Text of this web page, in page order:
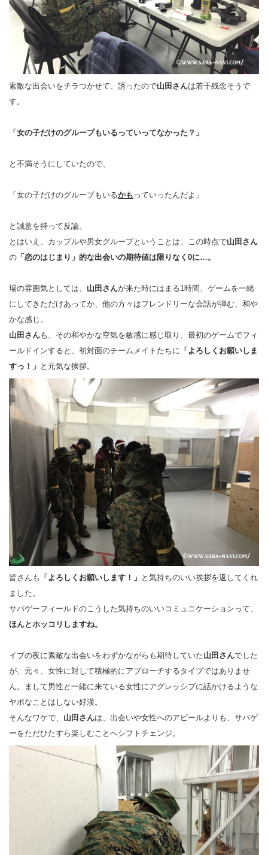
素敵な出会いをチラつかせて、誘ったので山田さんは若干残念そうで
す。
「女の子だけのグループもいるっていってなかった？」
と不満そうにしていたので、
「女の子だけのグループもいるかも っていったんだよ」
と誠意を持って反論。
とはいえ、カップルや男女グループということは、この時点で山田さん
の 「恋のはじまり」的な出会いの期待値は限りなく0に…。
場の雰囲気としては、 山田さんが来た時にはまる1時間、ゲームを一緒
にしてきただけあってか、他の方々はフレンドリーな会話が弾む、和や
かな感じ。
山田さんも、その和やかな空気を敏感に感じ取り、最初のゲームでフィ
ールドインすると、初対面のチームメイトたちに 「よろしくお願いしま
すっ！」 と元気な挨拶。
皆さんも 「よろしくお願いします！」 と気持ちのいい挨拶を返してくれ
ました。
サバゲーフィールドのこうした気持ちのいいコミュニケーションって、
ほんとホッコリしますね。
イブの夜に素敵な出会いをわずかながらも期待していた山田さんでした
が、元々、女性に対して積極的にアプローチするタイプではありませ
ん。まして男性と一緒に来ている女性にアグレッシブに話かけるような
ヤボなことはしない好漢。
そんなワケで、 山田さんは、出会いや女性へのアピールよりも、サバゲ
ーをただひたすら楽しむことへシフトチェンジ。